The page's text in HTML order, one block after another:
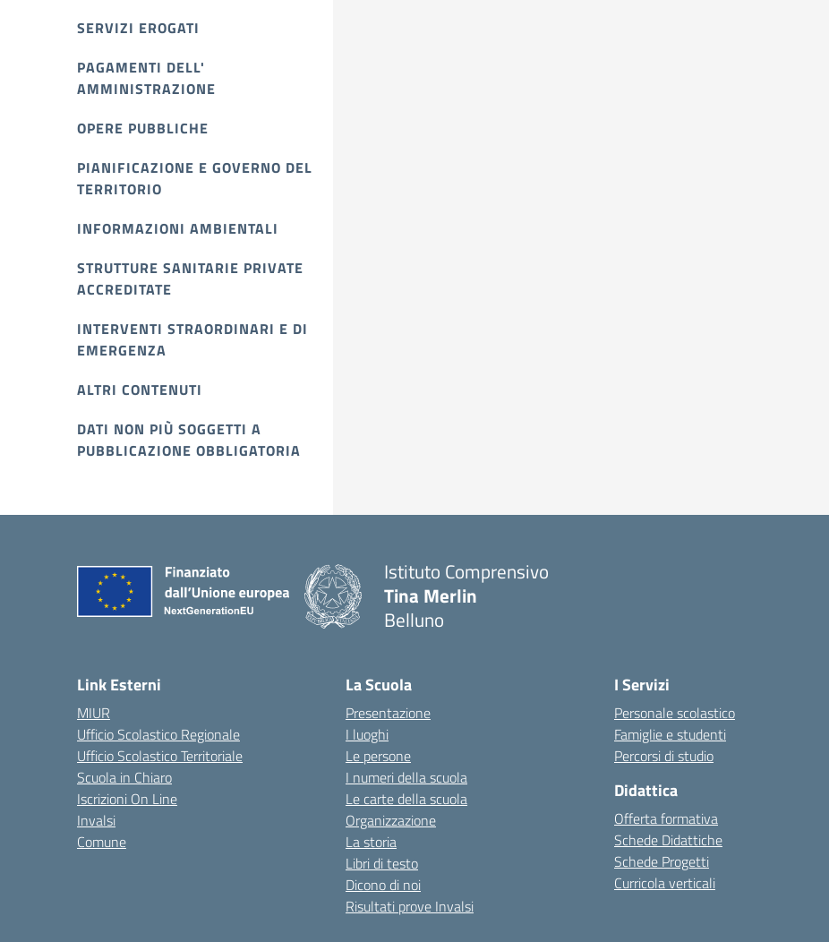
SERVIZI EROGATI
PAGAMENTI DELL'
AMMINISTRAZIONE
OPERE PUBBLICHE
PIANIFICAZIONE E GOVERNO DEL
TERRITORIO
INFORMAZIONI AMBIENTALI
STRUTTURE SANITARIE PRIVATE
ACCREDITATE
INTERVENTI STRAORDINARI E DI
EMERGENZA
ALTRI CONTENUTI
DATI NON PIÙ SOGGETTI A
PUBBLICAZIONE OBBLIGATORIA
Istituto Comprensivo
Tina Merlin
Belluno
Link Esterni
MIUR
Ufficio Scolastico Regionale
Ufficio Scolastico Territoriale
Scuola in Chiaro
Iscrizioni On Line
Invalsi
Comune
La Scuola
Presentazione
I luoghi
Le persone
I numeri della scuola
Le carte della scuola
Organizzazione
La storia
Libri di testo
Dicono di noi
Risultati prove Invalsi
I Servizi
Personale scolastico
Famiglie e studenti
Percorsi di studio
Didattica
Offerta formativa
Schede Didattiche
Schede Progetti
Curricola verticali